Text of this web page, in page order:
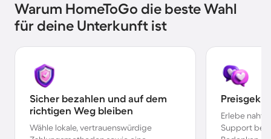
Warum HomeToGo die beste Wahl
für deine Unterkunft ist
Sicher bezahlen und auf dem
richtigen Weg bleiben
Wähle lokale, vertrauenswürdige
Erlebe
Support bei